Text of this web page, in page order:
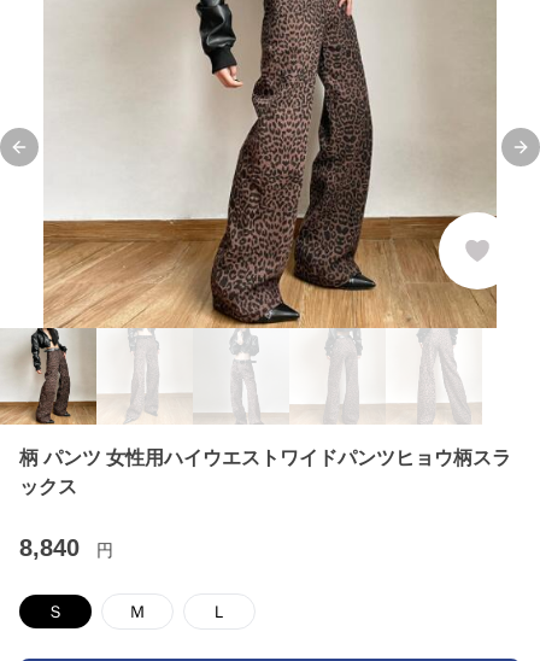
Previous slide
柄 パンツ 女性用ハイウエストワイドパンツヒョウ柄スラ
ックス
8,840 円
Ｓ Ｍ Ｌ